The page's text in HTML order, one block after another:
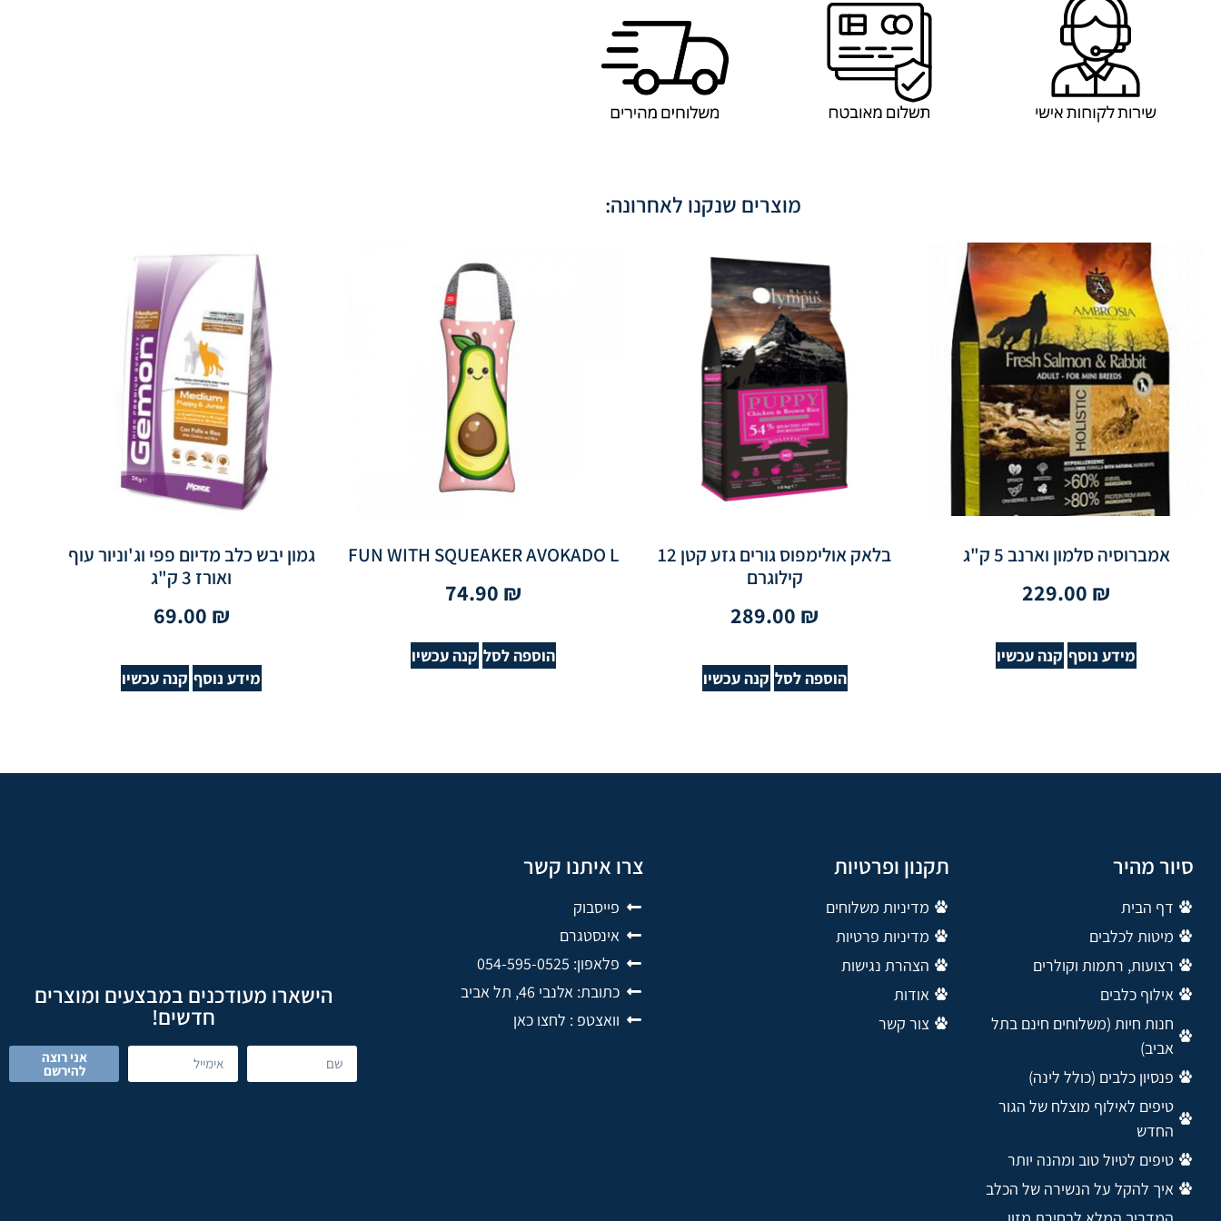
מוצרים שנקנו לאחרונה:
אמברוסיה סלמון וארנב 5 ק"ג
229.00 ₪
מידע נוסף קנה עכשיו
בלאק אולימפוס גורים גזע קטן 12
קילוגרם
289.00 ₪
הוספה לסל קנה עכשיו
FUN WITH SQUEAKER AVOKADO L
74.90 ₪
הוספה לסל קנה עכשיו
גמון יבש כלב מדיום פפי וג'וניור עוף
ואורז 3 ק"ג
69.00 ₪
מידע נוסף קנה עכשיו
סיור מהיר
דף הבית
מיטות לכלבים
רצועות, רתמות וקולרים
אילוף כלבים
חנות חיות (משלוחים חינם בתל
אביב)
פנסיון כלבים (כולל לינה)
טיפים לאילוף מוצלח של הגור
החדש
טיפים לטיול טוב ומהנה יותר
איך להקל על הנשירה של הכלב
תקנון ופרטיות
מדיניות משלוחים
מדיניות פרטיות
הצהרת נגישות
אודות
צור קשר
צרו איתנו קשר
פייסבוק
אינסטגרם
פלאפון: 054-595-0525
כתובת: אלנבי 46, תל אביב
וואצטפ : לחצו כאן
הישארו מעודכנים במבצעים ומוצרים
חדשים!
אני רוצה
להירשם